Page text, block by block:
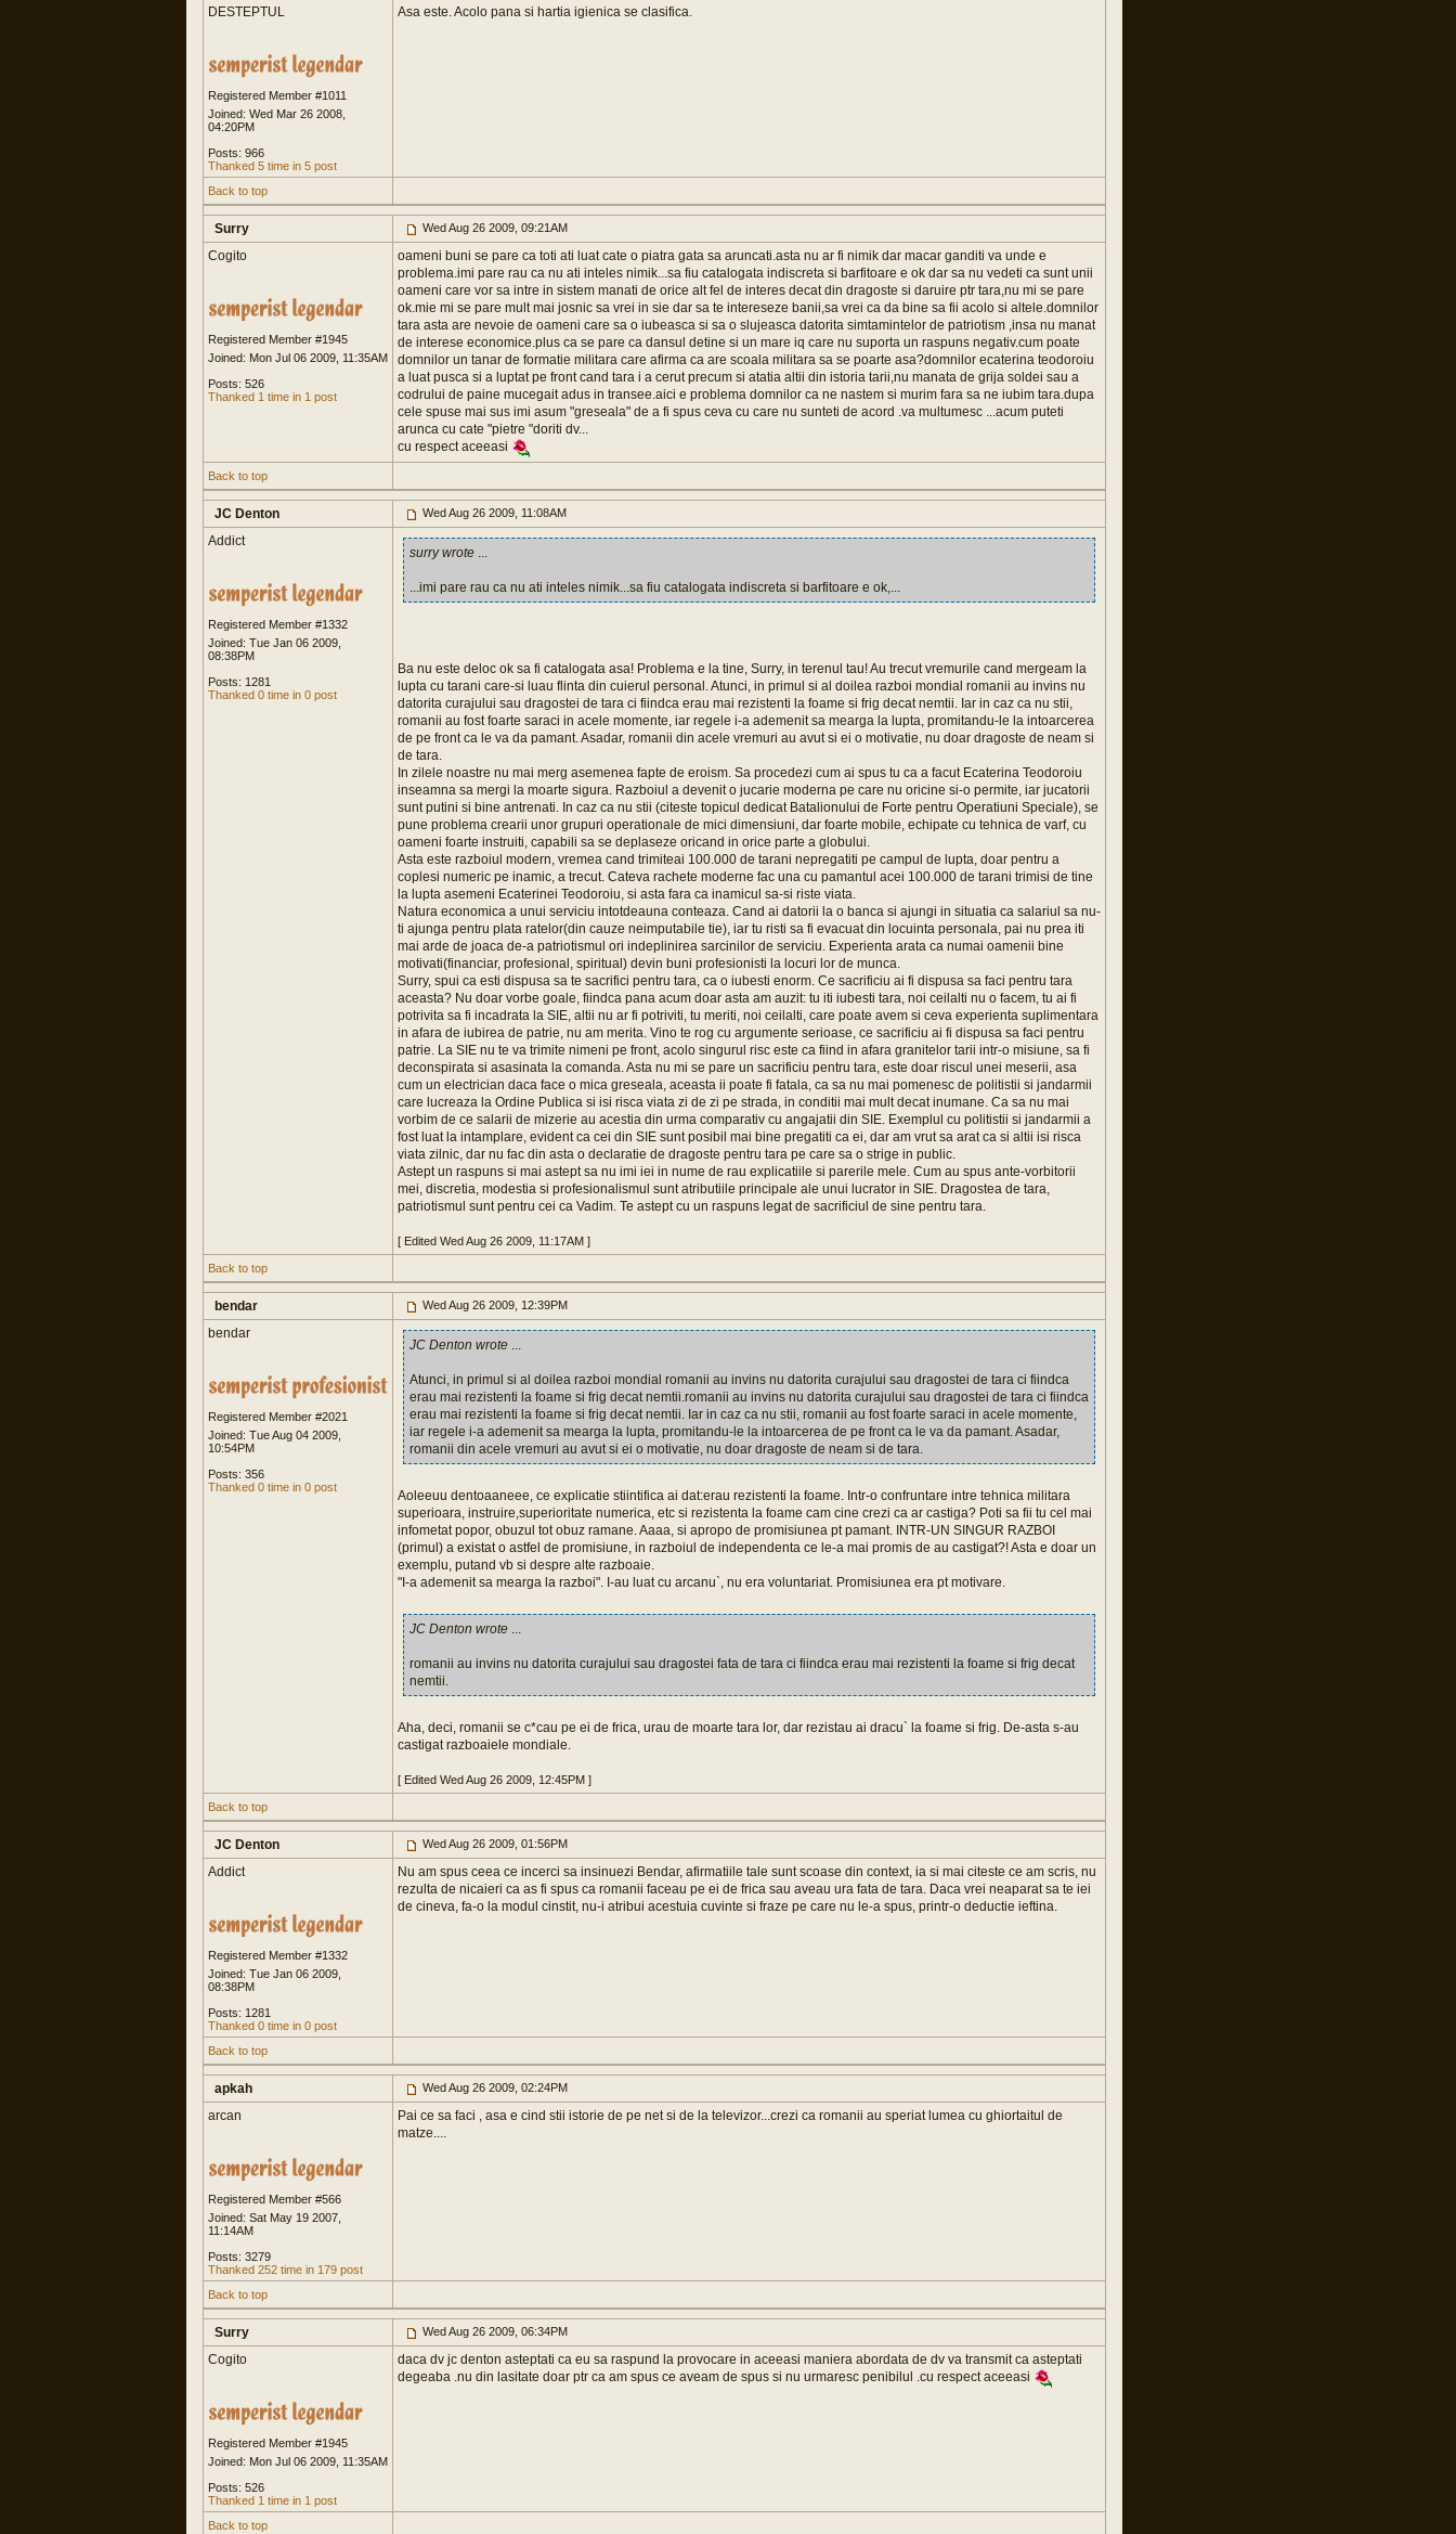
DESTEPTUL
Registered Member #1011
Joined: Wed Mar 26 2008,
04:20PM
Posts: 966
Thanked 5 time in 5 post
Asa este. Acolo pana si hartia igienica se clasifica.
Back to top
Surry Wed Aug 26 2009, 09:21AM
Cogito
Registered Member #1945
Joined: Mon Jul 06 2009, 11:35AM
Posts: 526
Thanked 1 time in 1 post
oameni buni se pare ca toti ati luat cate o piatra gata sa aruncati.asta nu ar fi nimik dar macar ganditi va unde e
problema.imi pare rau ca nu ati inteles nimik...sa fiu catalogata indiscreta si barfitoare e ok dar sa nu vedeti ca sunt unii
oameni care vor sa intre in sistem manati de orice alt fel de interes decat din dragoste si daruire ptr tara,nu mi se pare
ok.mie mi se pare mult mai josnic sa vrei in sie dar sa te intereseze banii,sa vrei ca da bine sa fii acolo si altele.domnilor
tara asta are nevoie de oameni care sa o iubeasca si sa o slujeasca datorita simtamintelor de patriotism ,insa nu manat
de interese economice.plus ca se pare ca dansul detine si un mare iq care nu suporta un raspuns negativ.cum poate
domnilor un tanar de formatie militara care afirma ca are scoala militara sa se poarte asa?domnilor ecaterina teodoroiu
a luat pusca si a luptat pe front cand tara i a cerut precum si atatia altii din istoria tarii,nu manata de grija soldei sau a
codrului de paine mucegait adus in transee.aici e problema domnilor ca ne nastem si murim fara sa ne iubim tara.dupa
cele spuse mai sus imi asum "greseala" de a fi spus ceva cu care nu sunteti de acord .va multumesc ...acum puteti
arunca cu cate "pietre "doriti dv...
cu respect aceeasi
Back to top
JC Denton Wed Aug 26 2009, 11:08AM
Addict
Registered Member #1332
Joined: Tue Jan 06 2009,
08:38PM
Posts: 1281
Thanked 0 time in 0 post
surry wrote ...
...imi pare rau ca nu ati inteles nimik...sa fiu catalogata indiscreta si barfitoare e ok,...
Ba nu este deloc ok sa fi catalogata asa! Problema e la tine, Surry, in terenul tau! Au trecut vremurile cand mergeam la
lupta cu tarani care-si luau flinta din cuierul personal. Atunci, in primul si al doilea razboi mondial romanii au invins nu
datorita curajului sau dragostei de tara ci fiindca erau mai rezistenti la foame si frig decat nemtii. Iar in caz ca nu stii,
romanii au fost foarte saraci in acele momente, iar regele i-a ademenit sa mearga la lupta, promitandu-le la intoarcerea
de pe front ca le va da pamant. Asadar, romanii din acele vremuri au avut si ei o motivatie, nu doar dragoste de neam si
de tara.
In zilele noastre nu mai merg asemenea fapte de eroism. Sa procedezi cum ai spus tu ca a facut Ecaterina Teodoroiu
inseamna sa mergi la moarte sigura. Razboiul a devenit o jucarie moderna pe care nu oricine si-o permite, iar jucatorii
sunt putini si bine antrenati. In caz ca nu stii (citeste topicul dedicat Batalionului de Forte pentru Operatiuni Speciale), se
pune problema crearii unor grupuri operationale de mici dimensiuni, dar foarte mobile, echipate cu tehnica de varf, cu
oameni foarte instruiti, capabili sa se deplaseze oricand in orice parte a globului.
Asta este razboiul modern, vremea cand trimiteai 100.000 de tarani nepregatiti pe campul de lupta, doar pentru a
coplesi numeric pe inamic, a trecut. Cateva rachete moderne fac una cu pamantul acei 100.000 de tarani trimisi de tine
la lupta asemeni Ecaterinei Teodoroiu, si asta fara ca inamicul sa-si riste viata.
Natura economica a unui serviciu intotdeauna conteaza. Cand ai datorii la o banca si ajungi in situatia ca salariul sa nu-
ti ajunga pentru plata ratelor(din cauze neimputabile tie), iar tu risti sa fi evacuat din locuinta personala, pai nu prea iti
mai arde de joaca de-a patriotismul ori indeplinirea sarcinilor de serviciu. Experienta arata ca numai oamenii bine
motivati(financiar, profesional, spiritual) devin buni profesionisti la locuri lor de munca.
Surry, spui ca esti dispusa sa te sacrifici pentru tara, ca o iubesti enorm. Ce sacrificiu ai fi dispusa sa faci pentru tara
aceasta? Nu doar vorbe goale, fiindca pana acum doar asta am auzit: tu iti iubesti tara, noi ceilalti nu o facem, tu ai fi
potrivita sa fi incadrata la SIE, altii nu ar fi potriviti, tu meriti, noi ceilalti, care poate avem si ceva experienta suplimentara
in afara de iubirea de patrie, nu am merita. Vino te rog cu argumente serioase, ce sacrificiu ai fi dispusa sa faci pentru
patrie. La SIE nu te va trimite nimeni pe front, acolo singurul risc este ca fiind in afara granitelor tarii intr-o misiune, sa fi
deconspirata si asasinata la comanda. Asta nu mi se pare un sacrificiu pentru tara, este doar riscul unei meserii, asa
cum un electrician daca face o mica greseala, aceasta ii poate fi fatala, ca sa nu mai pomenesc de politistii si jandarmii
care lucreaza la Ordine Publica si isi risca viata zi de zi pe strada, in conditii mai mult decat inumane. Ca sa nu mai
vorbim de ce salarii de mizerie au acestia din urma comparativ cu angajatii din SIE. Exemplul cu politistii si jandarmii a
fost luat la intamplare, evident ca cei din SIE sunt posibil mai bine pregatiti ca ei, dar am vrut sa arat ca si altii isi risca
viata zilnic, dar nu fac din asta o declaratie de dragoste pentru tara pe care sa o strige in public.
Astept un raspuns si mai astept sa nu imi iei in nume de rau explicatiile si parerile mele. Cum au spus ante-vorbitorii
mei, discretia, modestia si profesionalismul sunt atributiile principale ale unui lucrator in SIE. Dragostea de tara,
patriotismul sunt pentru cei ca Vadim. Te astept cu un raspuns legat de sacrificiul de sine pentru tara.
[ Edited Wed Aug 26 2009, 11:17AM ]
Back to top
bendar Wed Aug 26 2009, 12:39PM
bendar
Registered Member #2021
Joined: Tue Aug 04 2009,
10:54PM
Posts: 356
Thanked 0 time in 0 post
JC Denton wrote ...
Atunci, in primul si al doilea razboi mondial romanii au invins nu datorita curajului sau dragostei de tara ci fiindca
erau mai rezistenti la foame si frig decat nemtii.romanii au invins nu datorita curajului sau dragostei de tara ci fiindca
erau mai rezistenti la foame si frig decat nemtii. Iar in caz ca nu stii, romanii au fost foarte saraci in acele momente,
iar regele i-a ademenit sa mearga la lupta, promitandu-le la intoarcerea de pe front ca le va da pamant. Asadar,
romanii din acele vremuri au avut si ei o motivatie, nu doar dragoste de neam si de tara.
Aoleeuu dentoaaneee, ce explicatie stiintifica ai dat:erau rezistenti la foame. Intr-o confruntare intre tehnica militara
superioara, instruire,superioritate numerica, etc si rezistenta la foame cam cine crezi ca ar castiga? Poti sa fii tu cel mai
infometat popor, obuzul tot obuz ramane. Aaaa, si apropo de promisiunea pt pamant. INTR-UN SINGUR RAZBOI
(primul) a existat o astfel de promisiune, in razboiul de independenta ce le-a mai promis de au castigat?! Asta e doar un
exemplu, putand vb si despre alte razboaie.
"I-a ademenit sa mearga la razboi". I-au luat cu arcanu`, nu era voluntariat. Promisiunea era pt motivare.
JC Denton wrote ...
romanii au invins nu datorita curajului sau dragostei fata de tara ci fiindca erau mai rezistenti la foame si frig decat
nemtii.
Aha, deci, romanii se c*cau pe ei de frica, urau de moarte tara lor, dar rezistau ai dracu` la foame si frig. De-asta s-au
castigat razboaiele mondiale.
[ Edited Wed Aug 26 2009, 12:45PM ]
Back to top
JC Denton Wed Aug 26 2009, 01:56PM
Addict
Registered Member #1332
Joined: Tue Jan 06 2009,
08:38PM
Posts: 1281
Thanked 0 time in 0 post
Nu am spus ceea ce incerci sa insinuezi Bendar, afirmatiile tale sunt scoase din context, ia si mai citeste ce am scris, nu
rezulta de nicaieri ca as fi spus ca romanii faceau pe ei de frica sau aveau ura fata de tara. Daca vrei neaparat sa te iei
de cineva, fa-o la modul cinstit, nu-i atribui acestuia cuvinte si fraze pe care nu le-a spus, printr-o deductie ieftina.
Back to top
apkah Wed Aug 26 2009, 02:24PM
arcan
Registered Member #566
Joined: Sat May 19 2007,
11:14AM
Posts: 3279
Thanked 252 time in 179 post
Pai ce sa faci , asa e cind stii istorie de pe net si de la televizor...crezi ca romanii au speriat lumea cu ghiortaitul de
matze....
Back to top
Surry Wed Aug 26 2009, 06:34PM
Cogito
Registered Member #1945
Joined: Mon Jul 06 2009, 11:35AM
Posts: 526
Thanked 1 time in 1 post
daca dv jc denton asteptati ca eu sa raspund la provocare in aceeasi maniera abordata de dv va transmit ca asteptati
degeaba .nu din lasitate doar ptr ca am spus ce aveam de spus si nu urmaresc penibilul .cu respect aceeasi
Back to top